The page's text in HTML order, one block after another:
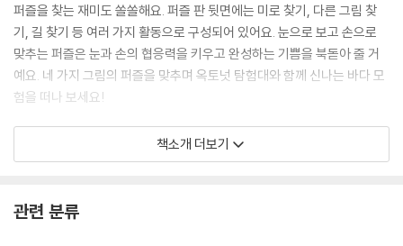
퍼즐을 찾는 재미도 쏠쏠해요. 퍼즐 판 뒷면에는 미로 찾기, 다른 그림 찾
기, 길 찾기 등 여러 가지 활동으로 구성되어 있어요. 눈으로 보고 손으로
맞추는 퍼즐은 눈과 손의 협응력을 키우고 완성하는 기쁨을 북돋아 줄 거
예요. 네 가지 그림의 퍼즐을 맞추며 옥토넛 탐험대와 함께 신나는 바다 모
험을 떠나 보세요!
1. 작은 가방 안에 쏙 들어가 언제 어디서든 가지고 다니기 간편해요!
2. 12, 18, 24, 35조각의 단계별 구성으로 두뇌 계발에 유익해요!
울 수 있어요!
책소개 더보기
관련 분류